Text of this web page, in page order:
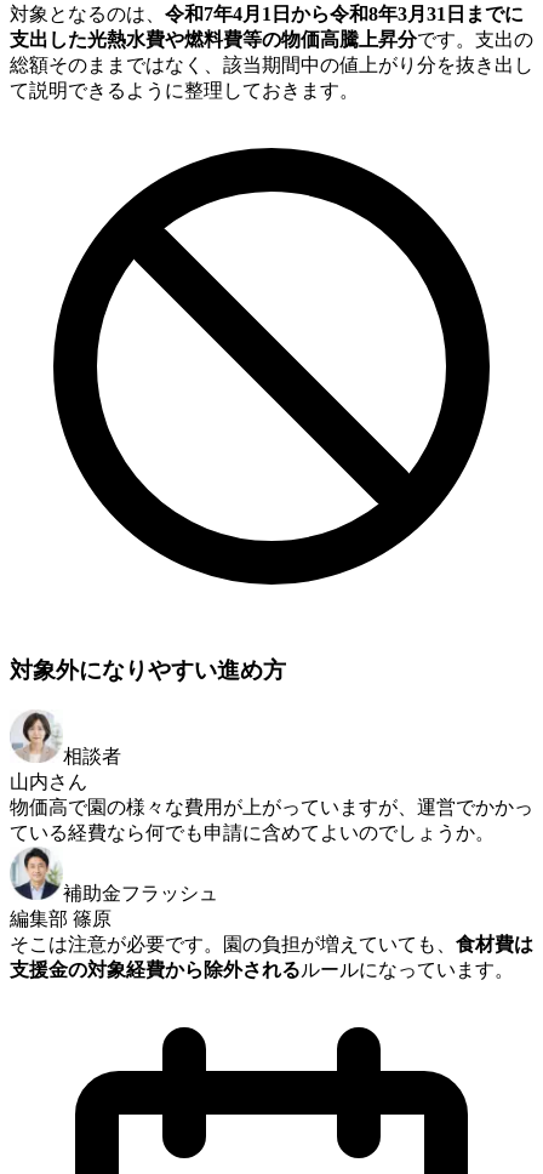
対象となるのは、 令和7年4月1日から令和8年3月31日までに
支出した光熱水費や燃料費等の物価高騰上昇分です。支出の
総額そのままではなく、該当期間中の値上がり分を抜き出し
て説明できるように整理しておきます。
対象外になりやすい進め方
相談者
山内さん
物価高で園の様々な費用が上がっていますが、運営でかかっ
ている経費なら何でも申請に含めてよいのでしょうか。
補助金フラッシュ
編集部 篠原
そこは注意が必要です。園の負担が増えていても、 食材費は
支援金の対象経費から除外されるルールになっています。